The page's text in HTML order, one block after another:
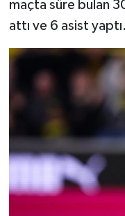
maçta süre bulan
attı ve 6 asist yaptı.